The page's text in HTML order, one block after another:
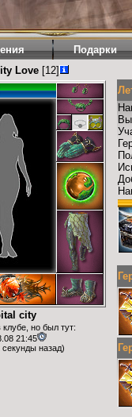
Подарки
Love[12]
city
но был тут:
21:45
назад)